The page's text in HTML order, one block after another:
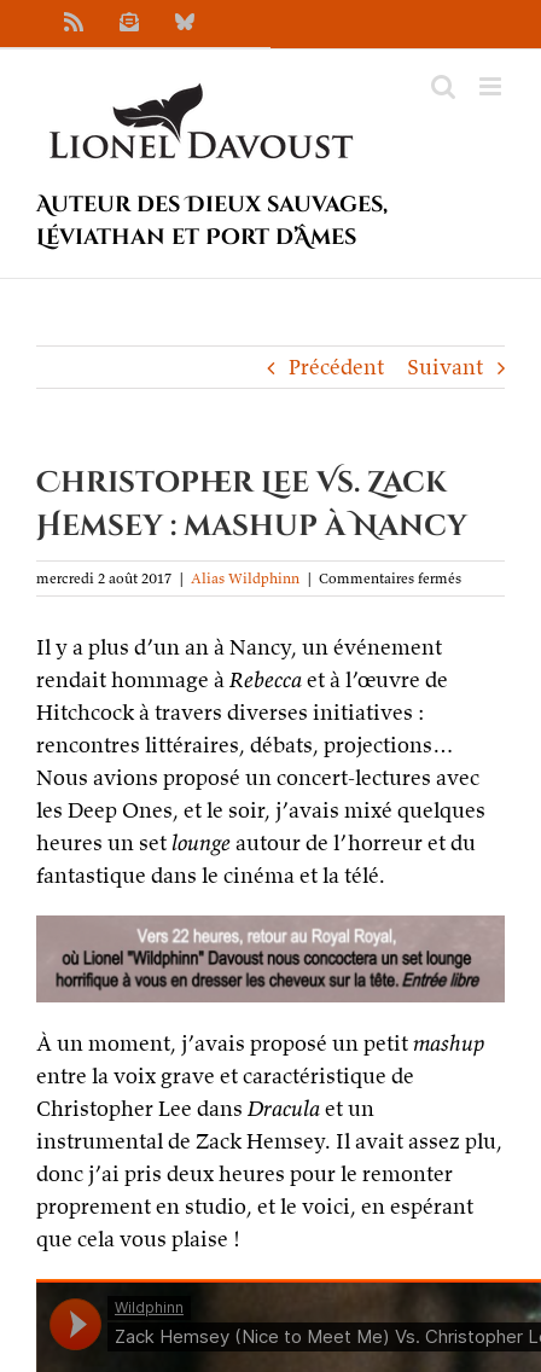
au
NewsletterBluesky
Auteur des Dieux sauvages,
Léviathan et Port d’Âmes
Précédent Suivant
Christopher Lee Vs. Zack
Hemsey : mashup à Nancy
mercredi 2 août 2017 | Alias Wildphinn | Commentaires ferméssur
Christopher
Il y a plus d’un an à Nancy, un événement
rendait hommage àRebeccaet à l’œuvre de
Hitchcock à travers diverses initiatives :
rencontres littéraires, débats, projections…
Nous avions proposé un concert-lectures avec
les Deep Ones, et le soir, j’avais mixé quelques
heures un set loungeautour de l’horreur et du
fantastique dans le cinéma et la télé.
À un moment, j’avais proposé un petitmashup
entre la voix grave et caractéristique de
Christopher Lee dans Draculaet un
instrumental de Zack Hemsey. Il avait assez plu,
donc j’ai pris deux heures pour le remonter
proprement en studio, et le voici, en espérant
que cela vous plaise !